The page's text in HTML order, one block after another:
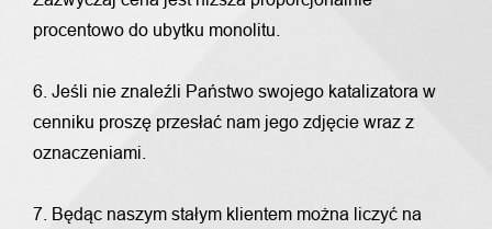
procentowo do ubytku monolitu.
6. Jeśli nie znaleźli Państwo swojego katalizatora w
cenniku proszę przesłać nam jego zdjęcie wraz z
oznaczeniami.
7. Będąc naszym stałym klientem można liczyć na